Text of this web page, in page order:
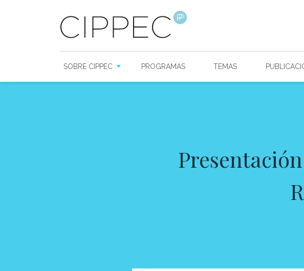
SOBRE CIPPEC PROGRAMAS TEMAS